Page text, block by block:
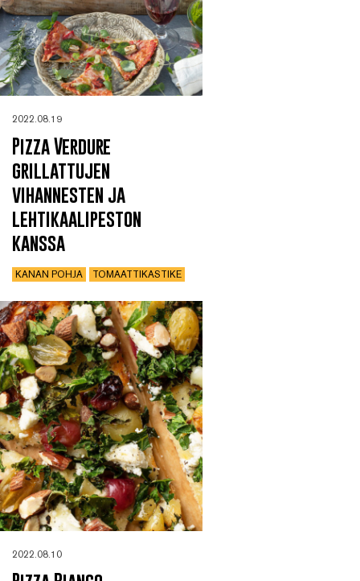
2022.08.19
Pizza Verdure
grillattujen
vihannesten ja
lehtikaalipeston
kanssa
KANAN POHJA TOMAATTIKASTIKE
2022.08.10